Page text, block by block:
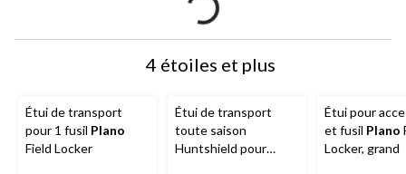
4 étoiles et plus
Étui de transport
pour 1 fusil Plano
Field Locker
Étui de transport
toute saison
Huntshield pour
Étui pour
et fusil Plano
Locker, grand